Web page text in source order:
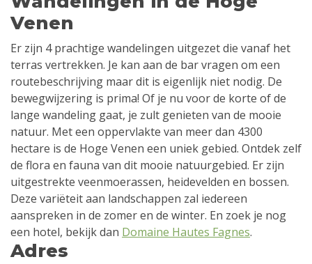
Venen
Er zijn 4 prachtige wandelingen uitgezet die vanaf het
terras vertrekken. Je kan aan de bar vragen om een
routebeschrijving maar dit is eigenlijk niet nodig. De
bewegwijzering is prima! Of je nu voor de korte of de
lange wandeling gaat, je zult genieten van de mooie
natuur. Met een oppervlakte van meer dan 4300
hectare is de Hoge Venen een uniek gebied. Ontdek zelf
de flora en fauna van dit mooie natuurgebied. Er zijn
uitgestrekte veenmoerassen, heidevelden en bossen.
Deze variëteit aan landschappen zal iedereen
aanspreken in de zomer en de winter. En zoek je nog
een hotel, bekijk dan Domaine Hautes Fagnes.
Adres